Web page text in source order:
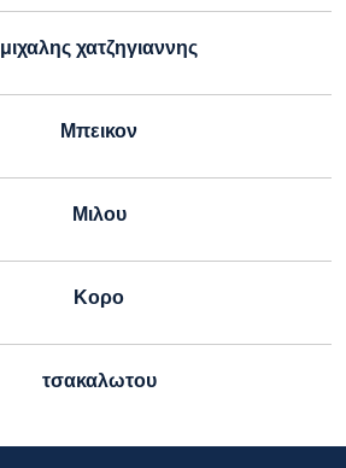
μιχαλης χατζηγιαννης
Μπεικον
Μιλου
Κορο
τσακαλωτου